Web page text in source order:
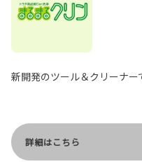
新開発のツール＆クリーナー
詳細はこちら